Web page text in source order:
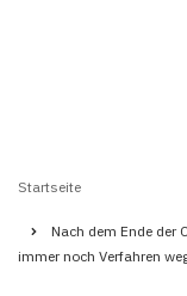
Startseite
Nach dem Ende der
immer noch Verfahren